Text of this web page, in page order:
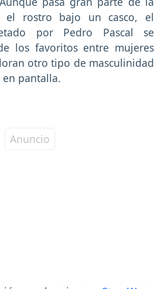
el rostro bajo un casco, el
por Pedro Pascal se
los favoritos entre mujeres
otro tipo de masculinidad
en pantalla.